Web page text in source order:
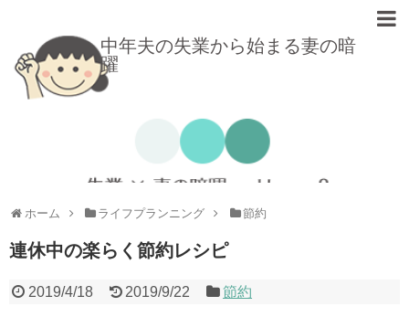
中年夫の失業から始まる妻の暗
躍
ホーム ライフプランニング 節約
連休中の楽らく節約レシピ
2019/4/18 2019/9/22 節約